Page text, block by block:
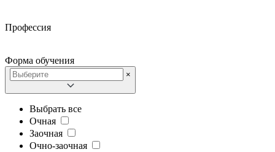
Профессия
Форма обучения
×
Выбрать все
Очная
Заочная
Очно-заочная